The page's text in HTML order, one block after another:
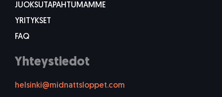
JUOKSUTAPAHTUMAMME
YRITYKSET
FAQ
Yhteystiedot
helsinki@midnattsloppet.com